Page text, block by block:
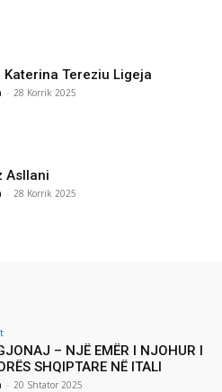
Katerina Tereziu Ligeja
- 28 Korrik 2025
Asllani
- 28 Korrik 2025
– NJË EMËR I NJOHUR I
SHQIPTARE NË ITALI
- 20 Shtator 2025